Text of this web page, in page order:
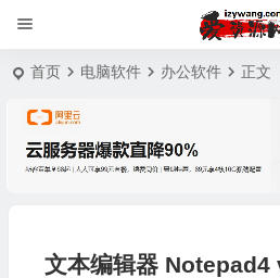
首页 电脑软件 办公软件 正文
文本编辑器 Notepad4